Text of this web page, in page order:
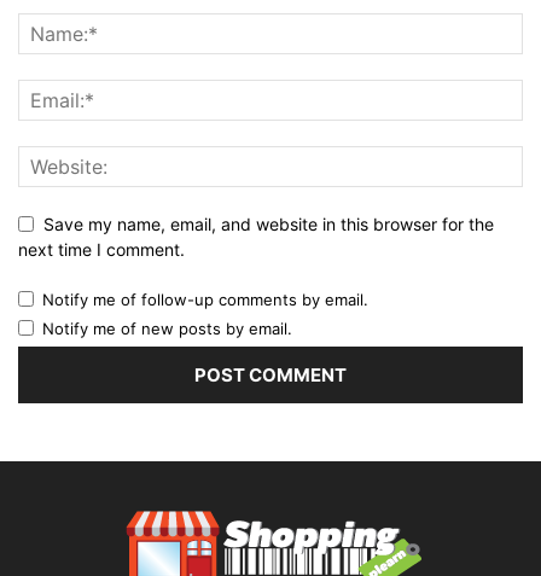
Save my name, email, and website in this browser for the
next time I comment.
Notify me of follow-up comments by email.
Notify me of new posts by email.